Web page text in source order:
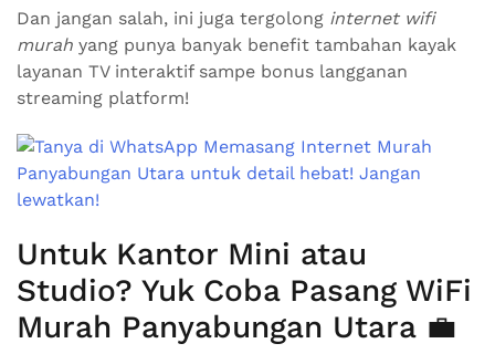
Dan jangan salah, ini juga tergolong internet wifi
murah yang punya banyak benefit tambahan kayak
layanan TV interaktif sampe bonus langganan
streaming platform!
Untuk Kantor Mini atau
Studio? Yuk Coba Pasang WiFi
Murah Panyabungan Utara 💼